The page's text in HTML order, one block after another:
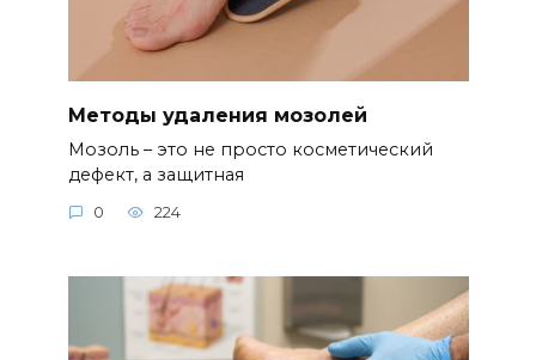
Методы удаления мозолей
Мозоль – это не просто косметический
дефект, а защитная
0 224